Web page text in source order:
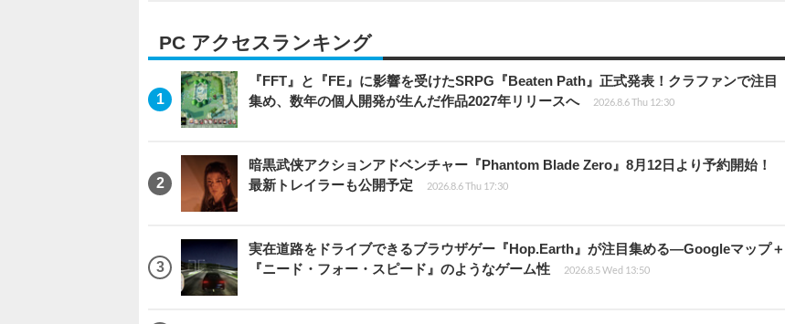
PC アクセスランキング
『FFT』と『FE』に影響を受けたSRPG『Beaten Path』正式発表！クラファンで注目
集め、数年の個人開発が生んだ作品2027年リリースへ
2026.8.6 Thu 12:30
暗黒武侠アクションアドベンチャー『Phantom Blade Zero』8月12日より予約開始！
最新トレイラーも公開予定
2026.8.6 Thu 17:30
実在道路をドライブできるブラウザゲー『Hop.Earth』が注目集める―Googleマップ＋
『ニード・フォー・スピード』のようなゲーム性
2026.8.5 Wed 13:50